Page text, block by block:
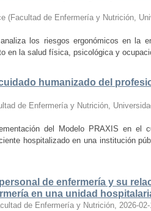
(Facultad de Enfermería y Nutrición,
los riesgos ergonómicos en la
en la salud física, psicológica y
humanizado del
de Enfermería y Nutrición,
del Modelo PRAXIS en el
hospitalizado en una institución
de enfermería y su
en una unidad
de Enfermería y Nutrición, 2026-02-